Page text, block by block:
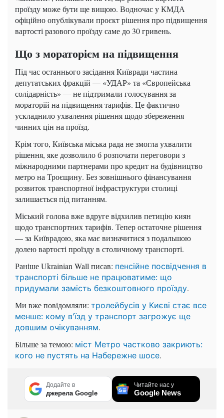
проїзду може бути ще вищою. Водночас у КМДА
офіційно опублікували проєкт рішення про підвищення
вартості разового проїзду саме до 30 гривень.
Що з мораторієм на підвищення
Під час останнього засідання Київради частина
депутатських фракцій — «УДАР» та «Європейська
солідарність» — не підтримали голосування за
мораторій на підвищення тарифів. Це фактично
ускладнило ухвалення рішення щодо збереження
чинних цін на проїзд.
Крім того, Київська міська рада не змогла ухвалити
рішення, яке дозволило б розпочати переговори з
міжнародними партнерами про кредит на будівництво
метро на Троєщину. Без зовнішнього фінансування
розвиток транспортної інфраструктури столиці
залишається під питанням.
Міський голова вже вдруге відхилив петицію киян
щодо транспортних тарифів. Тепер остаточне рішення
— за Київрадою, яка має визначитися з подальшою
долею вартості проїзду в столичному транспорті.
Раніше Ukrainian Wall писав: пенсійне посвідчення в
транспорті більше не працюватиме: що
придумали замість безкоштовного проїзду.
Ми вже повідомляли: тролейбусів у Києві стає все
менше: кому в'їзд у транспорт загрожує ще
довшим очікуванням.
Більше за темою: міст Метро частково закриють:
кого не пустять на Набережне шосе.
Додайте в
джерела Google
Читайте нас у
Google News